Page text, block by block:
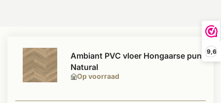
9,6
Op voorraad
Ambiant PVC vloer Hongaarse punt
Natural